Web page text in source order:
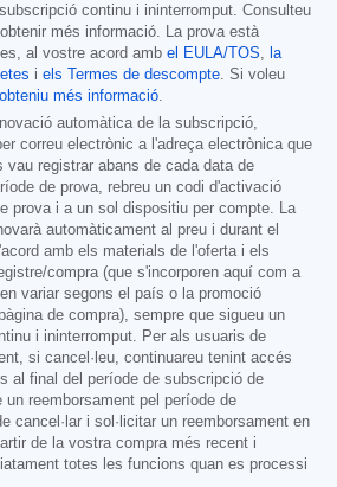
continu i ininterromput. Consulteu
més informació. La prova està
al vostre acord amb el EULA/TOS
la
i els Termes de descompte . Si voleu
obteniu més informació
automàtica de la subscripció,
correu electrònic a l'adreça electrònica que
vau registrar abans de cada data de
de prova, rebreu un codi d'activació
prova i a un sol dispositiu per compte. La
automàticament al preu i durant el
amb els materials de l'oferta i els
compra (que s'incorporen aquí com a
variar segons el país o la promoció
de compra), sempre que sigueu un
i ininterromput. Per als usuaris de
si cancel·leu, continuareu tenint accés
al final del període de subscripció de
un reemborsament pel període de
cancel·lar i sol·licitar un reemborsament en
de la vostra compra més recent i
totes les funcions quan es processi